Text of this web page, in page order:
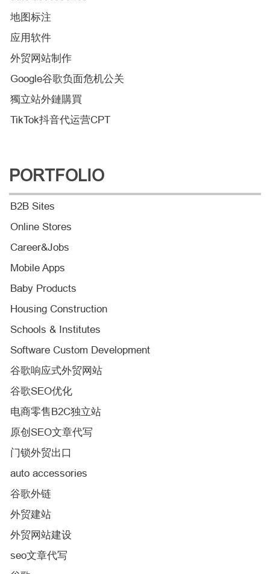
地图标注
应用软件
外贸网站制作
Google谷歌负面危机公关
獨立站外鏈購買
TikTok抖音代运营CPT
PORTFOLIO
B2B Sites
Online Stores
Career&Jobs
Mobile Apps
Baby Products
Housing Construction
Schools & Institutes
Software Custom Development
谷歌响应式外贸网站
谷歌SEO优化
电商零售B2C独立站
原创SEO文章代写
门锁外贸出口
auto accessories
谷歌外链
外贸建站
外贸网站建设
seo文章代写